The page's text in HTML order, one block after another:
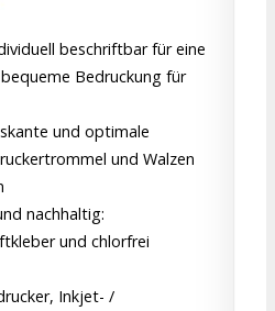
beschriftbar für eine
Bedruckung für
und optimale
und Walzen
nachhaltig:
und chlorfrei
Inkjet- /